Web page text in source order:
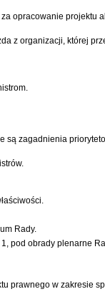
opracowanie projektu
z organizacji, której
są zagadnienia
Rady.
pod obrady plenarne
prawnego w zakresie